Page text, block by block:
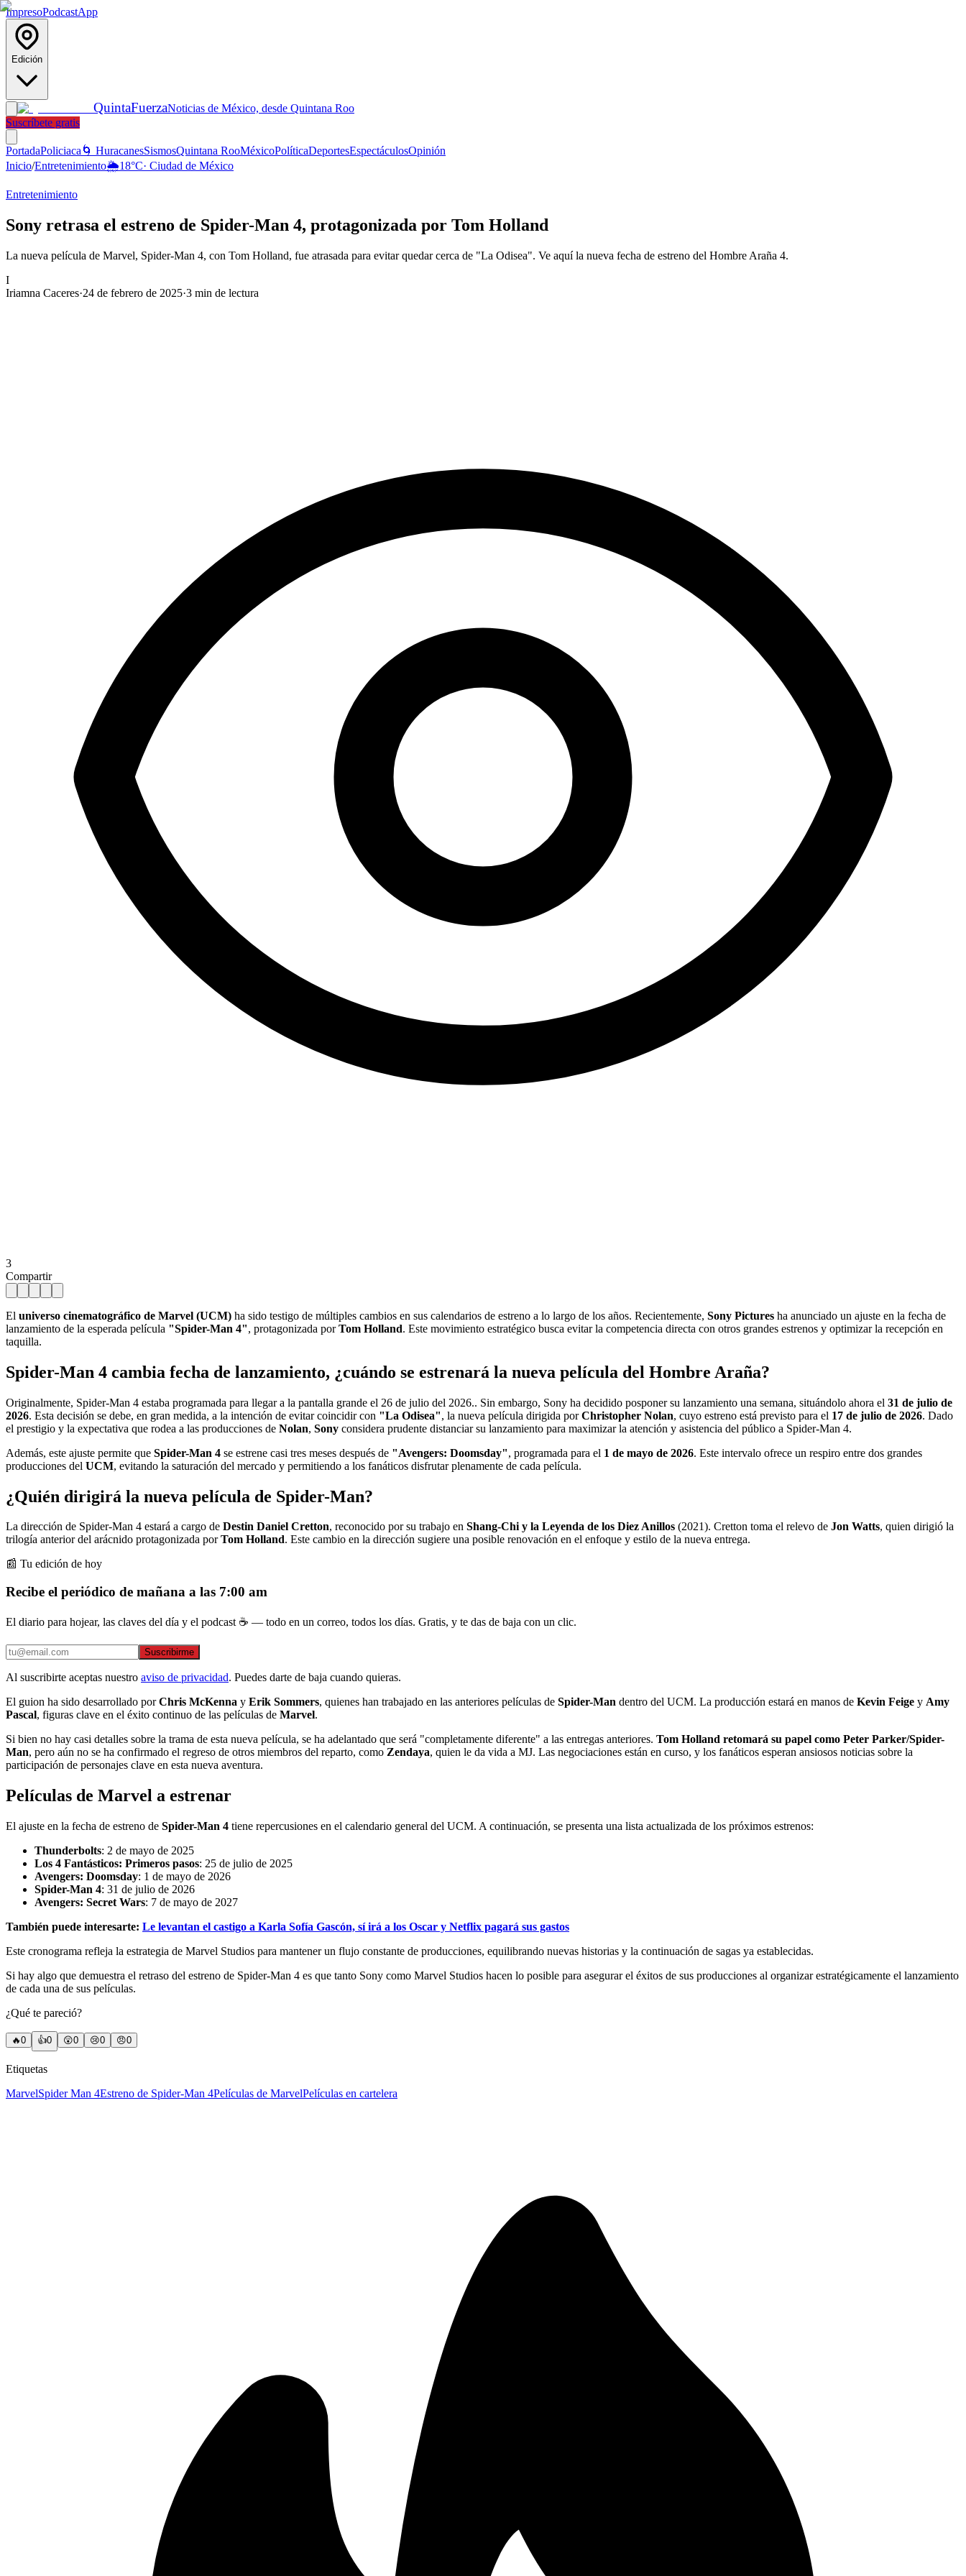
ImpresoPodcastApp
Edición
QuintaFuerzaNoticias de México, desde Quintana Roo
Suscríbete gratis
PortadaPoliciaca 🌀 HuracanesSismosQuintana RooMéxicoPolíticaDeportesEspectáculosOpinión
Inicio/Entretenimiento🌦️18°C· Ciudad de México
Entretenimiento
Sony retrasa el estreno de Spider-Man 4, protagonizada por Tom Holland
La nueva película de Marvel, Spider-Man 4, con Tom Holland, fue atrasada para evitar quedar cerca de "La Odisea". Ve aquí la nueva fecha de estreno del Hombre Araña 4.
I
Iriamna Caceres·24 de febrero de 2025·3 min de lectura
3
Compartir
El universo cinematográfico de Marvel (UCM) ha sido testigo de múltiples cambios en sus calendarios de estreno a lo largo de los años. Recientemente, Sony Pictures ha anunciado un ajuste en la fecha de
lanzamiento de la esperada película "Spider-Man 4", protagonizada porTom Holland. Este movimiento estratégico busca evitar la competencia directa con otros grandes estrenos y optimizar la recepción en
taquilla.
Spider-Man 4 cambia fecha de lanzamiento, ¿cuándo se estrenará la nueva película del Hombre Araña?
Originalmente, Spider-Man 4 estaba programada para llegar a la pantalla grande el 26 de julio del 2026.. Sin embargo, Sony ha decidido posponer su lanzamiento una semana, situándolo ahora el 31 de julio de
2026. Esta decisión se debe, en gran medida, a la intención de evitar coincidir con "La Odisea", la nueva película dirigida porChristopher Nolan, cuyo estreno está previsto para el 17 de julio de 2026. Dado
el prestigio y la expectativa que rodea a las producciones de Nolan, Sony considera prudente distanciar su lanzamiento para maximizar la atención y asistencia del público a Spider-Man 4.
Además, este ajuste permite que Spider-Man 4 se estrene casi tres meses después de "Avengers: Doomsday", programada para el 1 de mayo de 2026. Este intervalo ofrece un respiro entre dos grandes
producciones del UCM, evitando la saturación del mercado y permitiendo a los fanáticos disfrutar plenamente de cada película.
¿Quién dirigirá la nueva película de Spider-Man?
La dirección de Spider-Man 4 estará a cargo de Destin Daniel Cretton, reconocido por su trabajo en Shang-Chi y la Leyenda de los Diez Anillos (2021). Cretton toma el relevo de Jon Watts, quien dirigió la
trilogía anterior del arácnido protagonizada porTom Holland. Este cambio en la dirección sugiere una posible renovación en el enfoque y estilo de la nueva entrega.
📰 Tu edición de hoy
Recibe el periódico de mañana a las 7:00 am
El diario para hojear, las claves del día y el podcast ☕ — todo en un correo, todos los días. Gratis, y te das de baja con un clic.
Suscribirme
Al suscribirte aceptas nuestro aviso de privacidad. Puedes darte de baja cuando quieras.
El guion ha sido desarrollado porChris McKenna y Erik Sommers, quienes han trabajado en las anteriores películas de Spider-Man dentro del UCM. La producción estará en manos de Kevin Feige y Amy
Pascal, figuras clave en el éxito continuo de las películas de Marvel.
Si bien no hay casi detalles sobre la trama de esta nueva película, se ha adelantado que será "completamente diferente" a las entregas anteriores. Tom Holland retomará su papel como Peter Parker/Spider-
Man, pero aún no se ha confirmado el regreso de otros miembros del reparto, como Zendaya, quien le da vida a MJ. Las negociaciones están en curso, y los fanáticos esperan ansiosos noticias sobre la
participación de personajes clave en esta nueva aventura.
Películas de Marvel a estrenar
El ajuste en la fecha de estreno de Spider-Man 4 tiene repercusiones en el calendario general del UCM. A continuación, se presenta una lista actualizada de los próximos estrenos:
Thunderbolts: 2 de mayo de 2025
Los 4 Fantásticos: Primeros pasos: 25 de julio de 2025
Avengers: Doomsday: 1 de mayo de 2026
Spider-Man 4: 31 de julio de 2026
Avengers: Secret Wars: 7 de mayo de 2027
También puede interesarte: Le levantan el castigo a Karla Sofía Gascón, sí irá a los Oscar y Netflix pagará sus gastos
Este cronograma refleja la estrategia de Marvel Studios para mantener un flujo constante de producciones, equilibrando nuevas historias y la continuación de sagas ya establecidas.
Si hay algo que demuestra el retraso del estreno de Spider-Man 4 es que tanto Sony como Marvel Studios hacen lo posible para asegurar el éxitos de sus producciones al organizar estratégicamente el lanzamiento
de cada una de sus películas.
¿Qué te pareció?
🔥0 👍0 😲0 😢0 😠0
Etiquetas
MarvelSpider Man 4Estreno de Spider-Man 4Películas de MarvelPelículas en cartelera